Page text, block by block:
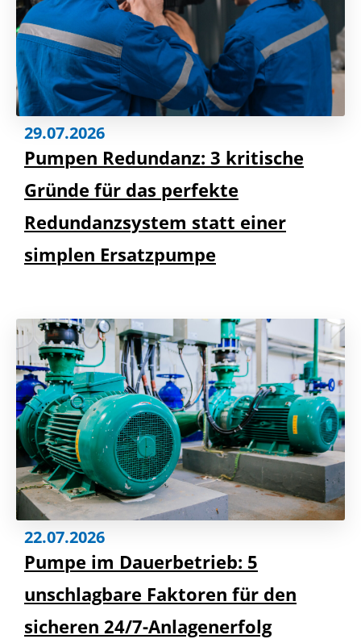
29.07.2026
Pumpen Redundanz: 3 kritische
Gründe für das perfekte
Redundanzsystem statt einer
simplen Ersatzpumpe
22.07.2026
Pumpe im Dauerbetrieb: 5
unschlagbare Faktoren für den
sicheren 24/7-Anlagenerfolg